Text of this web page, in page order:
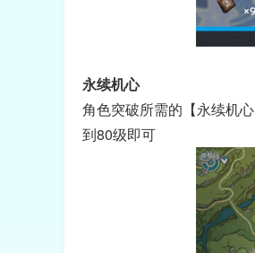
永续机心
角色突破所需的【永续机
到80级即可